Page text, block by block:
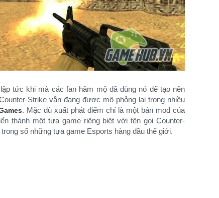
tức khi mà các fan hâm mộ đã dùng nó để tạo nên
Strike vẫn đang được mô phỏng lại trong nhiều
. Mặc dù xuất phát điểm chỉ là một bản mod của
thành một tựa game riêng biệt với tên gọi Counter-
số những tựa game Esports hàng đầu thế giới.